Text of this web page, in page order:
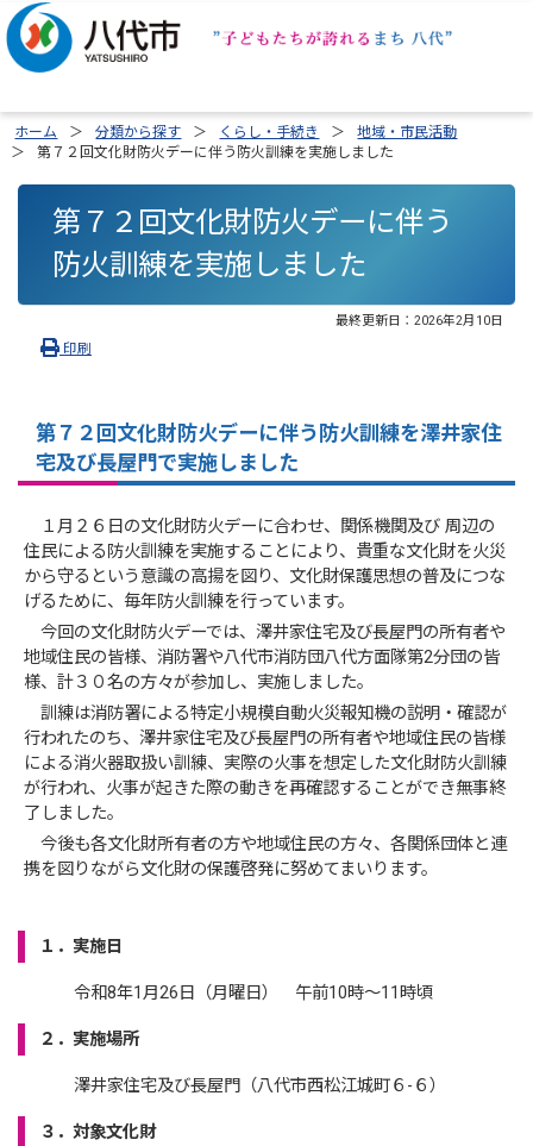
ホーム 分類から探す くらし・手続き
地域・市民活動
第７２回文化財防火デーに伴う防火訓練を実施しました
第７２回文化財防火デーに伴う
防火訓練を実施しました
最終更新日： 2026年2月10日
印刷
第７２回文化財防火デーに伴う防火訓練を澤井家住
宅及び長屋門で実施しました
１月２６日の文化財防火デーに合わせ、関係機関及び 周辺の
住民による防火訓練を実施することにより、貴重な文化財を火災
から守るという意識の高揚を図り、文化財保護思想の普及につな
げるために、毎年防火訓練を行っています。
今回の文化財防火デーでは、澤井家住宅及び長屋門の所有者や
地域住民の皆様、消防署や八代市消防団八代方面隊第2分団の皆
様、計３０名の方々が参加し、実施しました。
訓練は消防署による特定小規模自動火災報知機の説明・確認が
行われたのち、澤井家住宅及び長屋門の所有者や地域住民の皆様
による消火器取扱い訓練、実際の火事を想定した文化財防火訓練
が行われ、火事が起きた際の動きを再確認することができ無事終
了しました。
今後も各文化財所有者の方や地域住民の方々、各関係団体と連
携を図りながら文化財の保護啓発に努めてまいります。
１．実施日
令和8年1月26日（月曜日） 午前10時～11時頃
２．実施場所
澤井家住宅及び長屋門（八代市西松江城町６-６）
３．対象文化財